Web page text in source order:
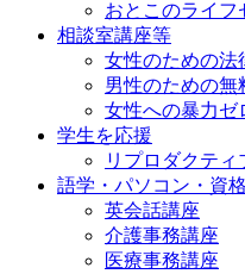
おとこのライフ
相談室講座等
女性のための法
男性のための無
女性への暴力ゼ
学生を応援
リプロダクテ
語学・パソコン・資
英会話講座
介護事務講座
医療事務講座